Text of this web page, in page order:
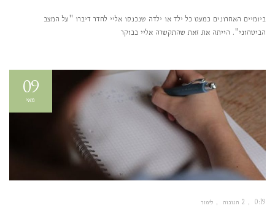
ביומיים האחרונים כמעט כל ילד או ילדה שנכנסו אליי לחדר דיברו "על המצב
הביטחוני". הייתה את זאת שהתקשרה אליי בבוקר
09
מאי
0:19 2 תגובות לימור